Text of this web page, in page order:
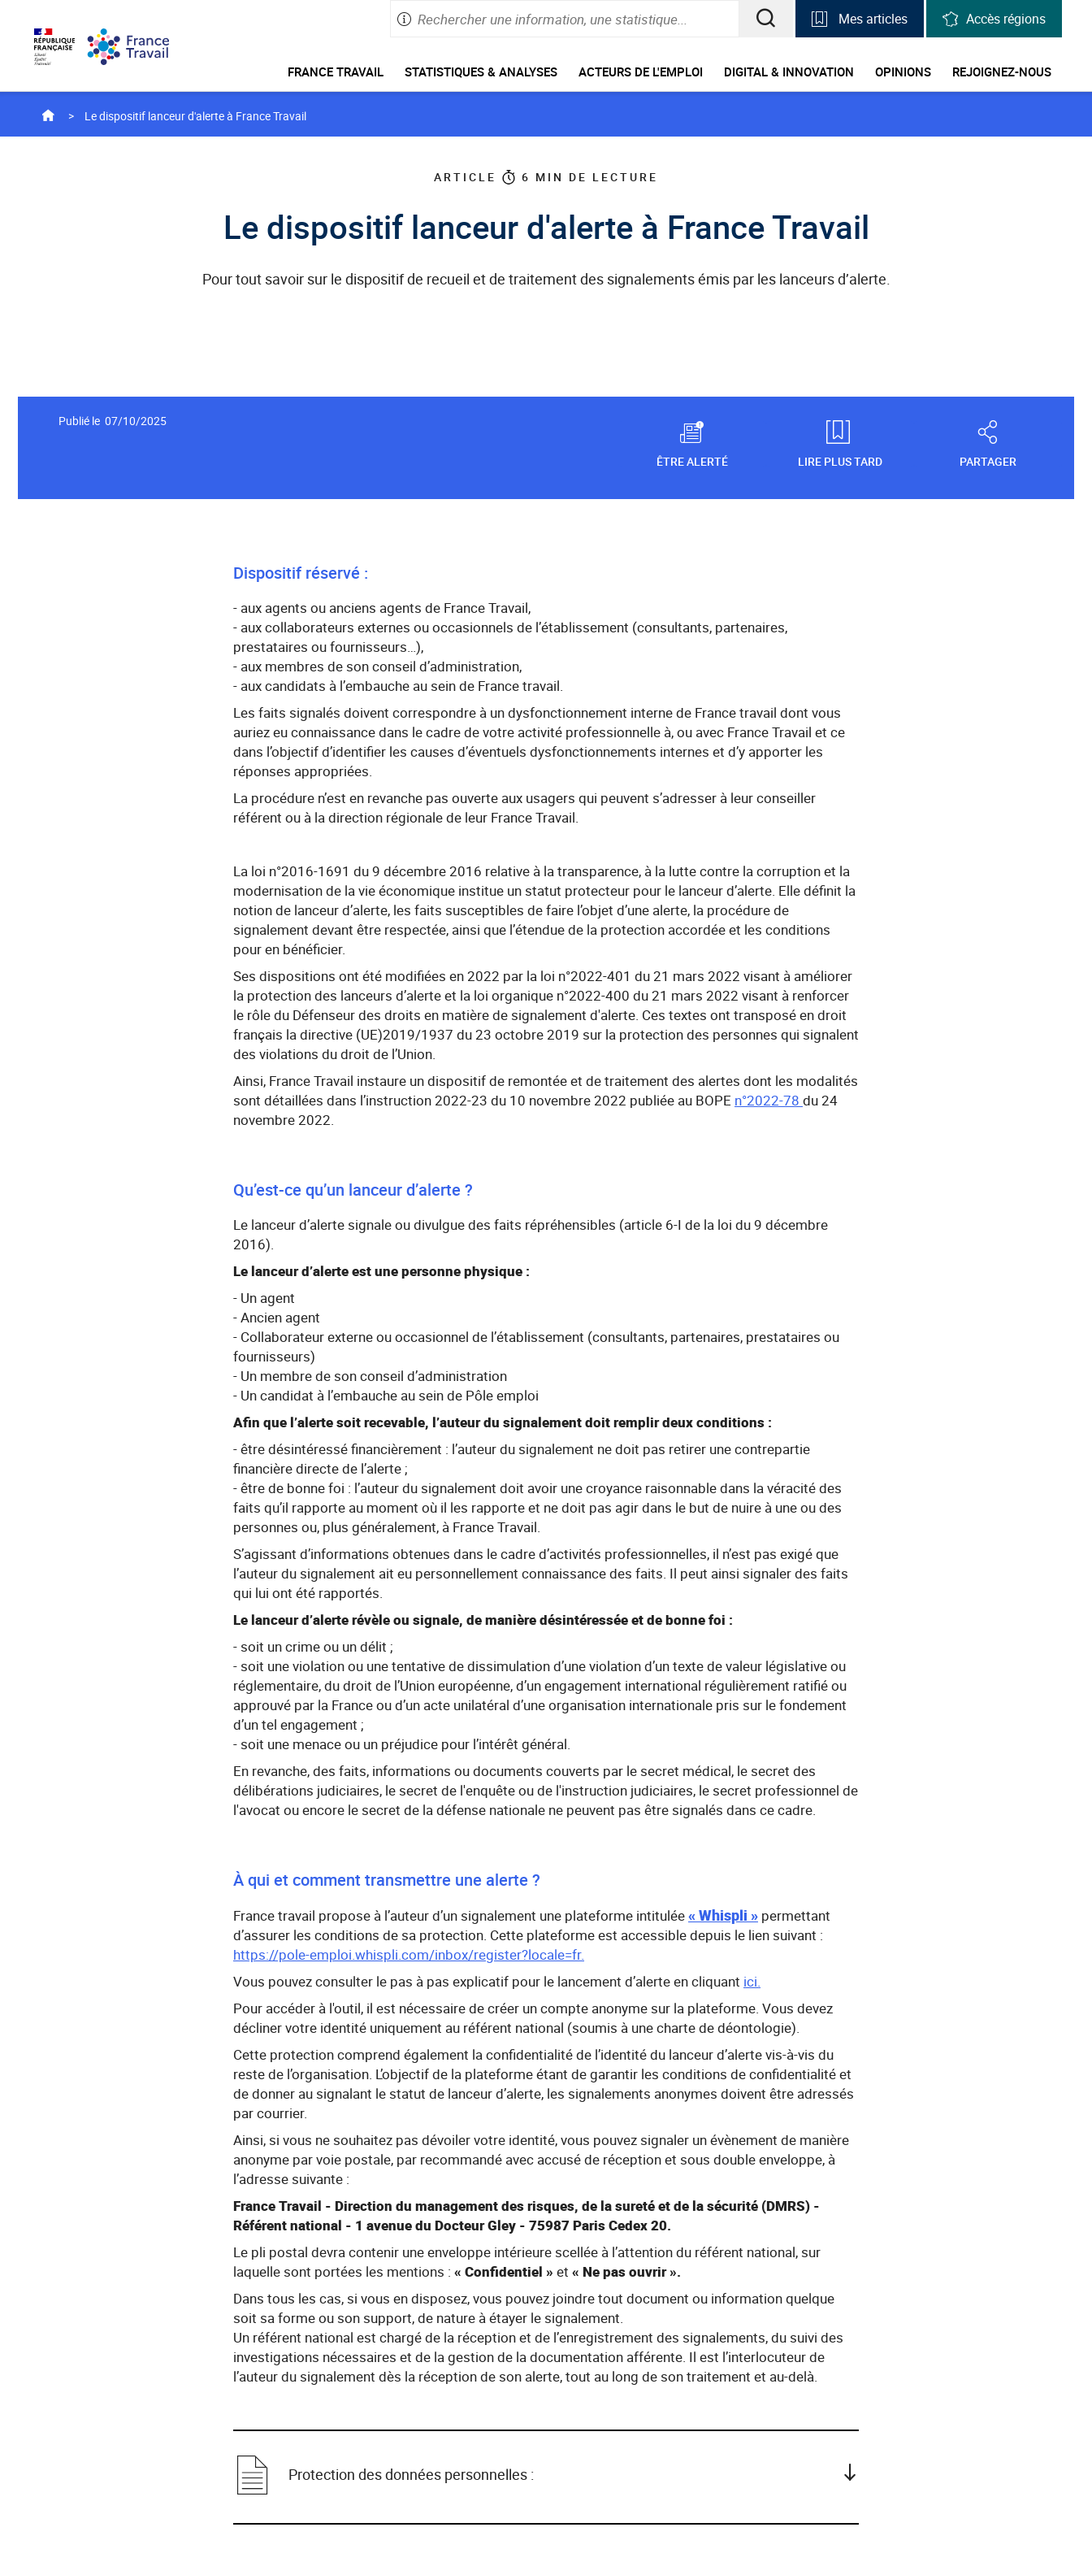
contenu
principal
Rechercher
une
statistique
Saisie
maximum
UNE
Mes articles Accès régions
FRANCE TRAVAIL STATISTIQUES & ANALYSES ACTEURS DE L'EMPLOI DIGITAL & INNOVATION OPINIONS REJOIGNEZ-NOUS
homeLe dispositif lanceur d'alerte à France Travail
ARTICLE 6 MIN DE LECTURE
Le dispositif lanceur d'alerte à France Travail
Pour tout savoir sur le dispositif de recueil et de traitement des signalements émis par les lanceurs d’alerte.
Publié le 07/10/2025
ÊTRE ALERTÉ LIRE PLUS TARD PARTAGER
Dispositif réservé :
- aux agents ou anciens agents de France Travail,
- aux collaborateurs externes ou occasionnels de l’établissement (consultants, partenaires,
prestataires ou fournisseurs…),
- aux membres de son conseil d’administration,
- aux candidats à l’embauche au sein de France travail.
Les faits signalés doivent correspondre à un dysfonctionnement interne de France travail dont vous
auriez eu connaissance dans le cadre de votre activité professionnelle à, ou avec France Travail et ce
dans l’objectif d’identifier les causes d’éventuels dysfonctionnements internes et d’y apporter les
réponses appropriées.
La procédure n’est en revanche pas ouverte aux usagers qui peuvent s’adresser à leur conseiller
référent ou à la direction régionale de leur France Travail.
La loi n°2016-1691 du 9 décembre 2016 relative à la transparence, à la lutte contre la corruption et la
modernisation de la vie économique institue un statut protecteur pour le lanceur d’alerte. Elle définit la
notion de lanceur d’alerte, les faits susceptibles de faire l’objet d’une alerte, la procédure de
signalement devant être respectée, ainsi que l’étendue de la protection accordée et les conditions
pour en bénéficier.
Ses dispositions ont été modifiées en 2022 par la loi n°2022-401 du 21 mars 2022 visant à améliorer
la protection des lanceurs d’alerte et la loi organique n°2022-400 du 21 mars 2022 visant à renforcer
le rôle du Défenseur des droits en matière de signalement d'alerte. Ces textes ont transposé en droit
français la directive (UE)2019/1937 du 23 octobre 2019 sur la protection des personnes qui signalent
des violations du droit de l’Union.
Ainsi, France Travail instaure un dispositif de remontée et de traitement des alertes dont les modalités
sont détaillées dans l’instruction 2022-23 du 10 novembre 2022 publiée au BOPE n°2022-78 du 24
novembre 2022.
Qu’est-ce qu’un lanceur d’alerte ?
Le lanceur d’alerte signale ou divulgue des faits répréhensibles (article 6-I de la loi du 9 décembre
2016).
Le lanceur d’alerte est une personne physique :
- Un agent
- Ancien agent
- Collaborateur externe ou occasionnel de l’établissement (consultants, partenaires, prestataires ou
fournisseurs)
- Un membre de son conseil d’administration
- Un candidat à l’embauche au sein de Pôle emploi
Afin que l’alerte soit recevable, l’auteur du signalement doit remplir deux conditions :
- être désintéressé financièrement : l’auteur du signalement ne doit pas retirer une contrepartie
financière directe de l’alerte ;
- être de bonne foi : l’auteur du signalement doit avoir une croyance raisonnable dans la véracité des
faits qu’il rapporte au moment où il les rapporte et ne doit pas agir dans le but de nuire à une ou des
personnes ou, plus généralement, à France Travail.
S’agissant d’informations obtenues dans le cadre d’activités professionnelles, il n’est pas exigé que
l’auteur du signalement ait eu personnellement connaissance des faits. Il peut ainsi signaler des faits
qui lui ont été rapportés.
Le lanceur d’alerte révèle ou signale, de manière désintéressée et de bonne foi :
- soit un crime ou un délit ;
- soit une violation ou une tentative de dissimulation d’une violation d’un texte de valeur législative ou
réglementaire, du droit de l’Union européenne, d’un engagement international régulièrement ratifié ou
approuvé par la France ou d’un acte unilatéral d’une organisation internationale pris sur le fondement
d’un tel engagement ;
- soit une menace ou un préjudice pour l’intérêt général.
En revanche, des faits, informations ou documents couverts par le secret médical, le secret des
délibérations judiciaires, le secret de l'enquête ou de l'instruction judiciaires, le secret professionnel de
l'avocat ou encore le secret de la défense nationale ne peuvent pas être signalés dans ce cadre.
À qui et comment transmettre une alerte ?
France travail propose à l’auteur d’un signalement une plateforme intitulée« Whispli » permettant
d’assurer les conditions de sa protection. Cette plateforme est accessible depuis le lien suivant :
https://pole-emploi.whispli.com/inbox/register?locale=fr.
Vous pouvez consulter le pas à pas explicatif pour le lancement d’alerte en cliquant ici.
Pour accéder à l'outil, il est nécessaire de créer un compte anonyme sur la plateforme. Vous devez
décliner votre identité uniquement au référent national (soumis à une charte de déontologie).
Cette protection comprend également la confidentialité de l’identité du lanceur d’alerte vis-à-vis du
reste de l’organisation. L’objectif de la plateforme étant de garantir les conditions de confidentialité et
de donner au signalant le statut de lanceur d’alerte, les signalements anonymes doivent être adressés
par courrier.
Ainsi, si vous ne souhaitez pas dévoiler votre identité, vous pouvez signaler un évènement de manière
anonyme par voie postale, par recommandé avec accusé de réception et sous double enveloppe, à
l’adresse suivante :
France Travail - Direction du management des risques, de la sureté et de la sécurité (DMRS) -
Référent national - 1 avenue du Docteur Gley - 75987 Paris Cedex 20.
Le pli postal devra contenir une enveloppe intérieure scellée à l’attention du référent national, sur
laquelle sont portées les mentions : « Confidentiel » et « Ne pas ouvrir ».
Dans tous les cas, si vous en disposez, vous pouvez joindre tout document ou information quelque
soit sa forme ou son support, de nature à étayer le signalement.
Un référent national est chargé de la réception et de l’enregistrement des signalements, du suivi des
investigations nécessaires et de la gestion de la documentation afférente. Il est l’interlocuteur de
l’auteur du signalement dès la réception de son alerte, tout au long de son traitement et au-delà.
Protection des données personnelles :